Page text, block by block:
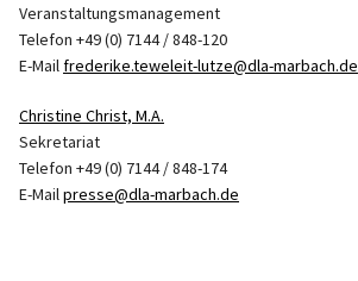
Veranstaltungsmanagement
Telefon +49 (0) 7144 / 848-120
E-Mailfrederike.teweleit-lutze@dla-marbach.de
Christine Christ, M.A.
Sekretariat
Telefon +49 (0) 7144 / 848-174
E-Mailpresse@dla-marbach.de